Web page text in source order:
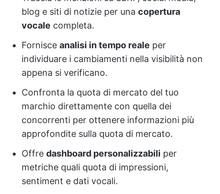
blog e siti di notizie per una copertura
vocale completa.
Fornisce analisi in tempo reale per
individuare i cambiamenti nella visibilità non
appena si verificano.
Confronta la quota di mercato del tuo
marchio direttamente con quella dei
concorrenti per ottenere informazioni più
approfondite sulla quota di mercato.
Offre dashboard personalizzabili per
metriche quali quota di impressioni,
sentiment e dati vocali.